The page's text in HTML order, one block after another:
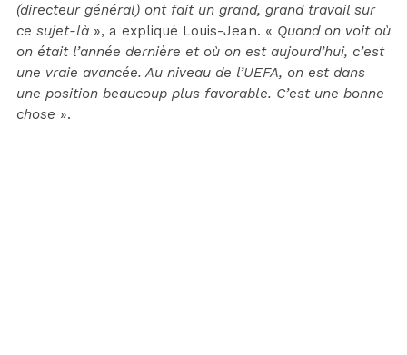
(directeur général) ont fait un grand, grand travail sur
ce sujet-là », a expliqué Louis-Jean. « Quand on voit où
on était l’année dernière et où on est aujourd’hui, c’est
une vraie avancée. Au niveau de l’UEFA, on est dans
une position beaucoup plus favorable. C’est une bonne
chose ».